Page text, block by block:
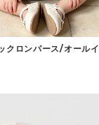
クロンパース/オールイ